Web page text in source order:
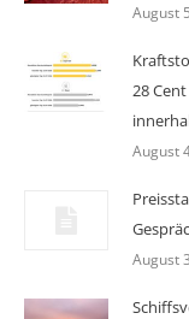
August
28
August
August